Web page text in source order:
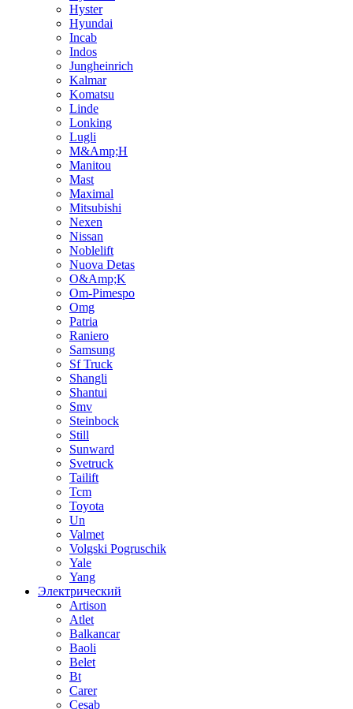
Hyster
Hyundai
Incab
Indos
Jungheinrich
Kalmar
Komatsu
Linde
Lonking
Lugli
M&Amp;H
Manitou
Mast
Maximal
Mitsubishi
Nexen
Nissan
Noblelift
Nuova Detas
O&Amp;K
Om-Pimespo
Omg
Patria
Raniero
Samsung
Sf Truck
Shangli
Shantui
Smv
Steinbock
Still
Sunward
Svetruck
Tailift
Tcm
Toyota
Un
Valmet
Volgski Pogruschik
Yale
Yang
Электрический
Artison
Atlet
Balkancar
Baoli
Belet
Bt
Carer
Cesab